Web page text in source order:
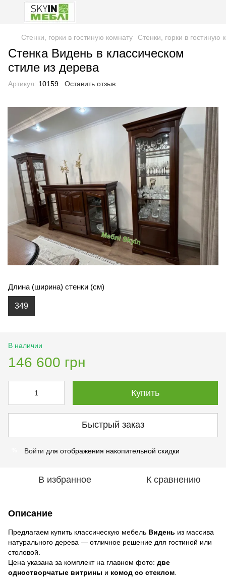
Стенки, горки в гостиную комнату Стенки, горки в
Стенка Видень в классическом
стиле из дерева
Артикул: 10159 Оставить отзыв
Длина (ширина) стенки (см)
349
В наличии
146 600 грн
Купить
Быстрый заказ
Войти для отображения накопительной скидки
В избранное К сравнению
Описание
Предлагаем купить классическую мебель Видень из массива
натурального дерева — отличное решение для гостиной или
столовой.
Цена указана за комплект на главном фото: две
одностворчатые витрины и комод со стеклом